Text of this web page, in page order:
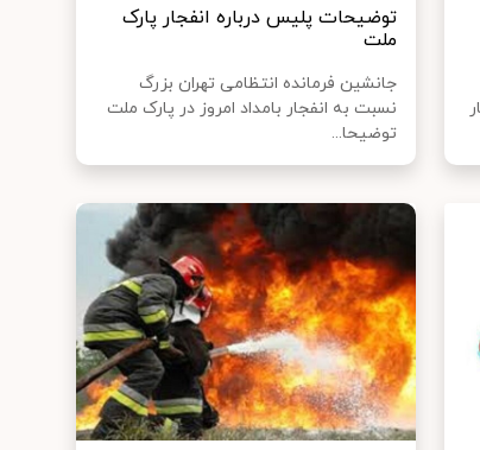
توضیحات پلیس درباره انفجار پارک
ملت
جانشین فرمانده انتظامی تهران بزرگ
نسبت به انفجار بامداد امروز در پارک ملت
توضیحا...